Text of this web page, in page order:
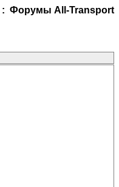
: Форумы All-Transport